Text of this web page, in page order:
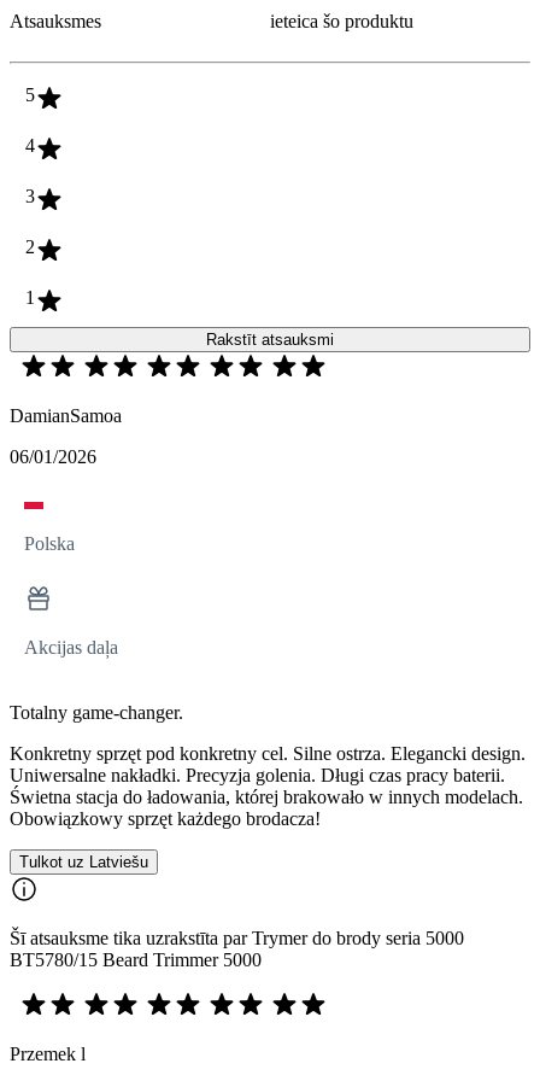
Atsauksmes
ieteica šo produktu
5
4
3
2
1
Rakstīt atsauksmi
DamianSamoa
06/01/2026
Polska
Akcijas daļa
Totalny game-changer.
Konkretny sprzęt pod konkretny cel. Silne ostrza. Elegancki design.
Uniwersalne nakładki. Precyzja golenia. Długi czas pracy baterii.
Świetna stacja do ładowania, której brakowało w innych modelach.
Obowiązkowy sprzęt każdego brodacza!
Tulkot uz Latviešu
Šī atsauksme tika uzrakstīta par Trymer do brody seria 5000
BT5780/15 Beard Trimmer 5000
Przemek l